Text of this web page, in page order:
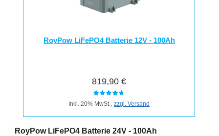
RoyPow LiFePO4 Batterie 12V - 100Ah
819,90 €
Inkl. 20% MwSt., zzgl. Versand
RoyPow LiFePO4 Batterie 24V - 100Ah